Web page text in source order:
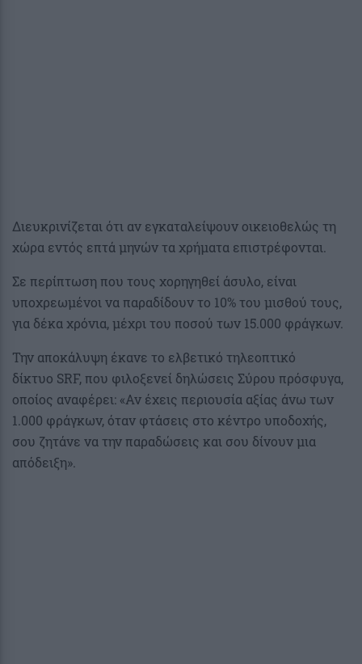
Διευκρινίζεται ότι αν εγκαταλείψουν οικειοθελώς τη
χώρα εντός επτά μηνών τα χρήματα επιστρέφονται.
Σε περίπτωση που τους χορηγηθεί άσυλο, είναι
υποχρεωμένοι να παραδίδουν το 10% του μισθού τους,
για δέκα χρόνια, μέχρι του ποσού των 15.000 φράγκων.
Την αποκάλυψη έκανε το ελβετικό τηλεοπτικό
δίκτυο SRF, που φιλοξενεί δηλώσεις Σύρου πρόσφυγα,
οποίος αναφέρει: «Αν έχεις περιουσία αξίας άνω των
1.000 φράγκων, όταν φτάσεις στο κέντρο υποδοχής,
σου ζητάνε να την παραδώσεις και σου δίνουν μια
απόδειξη».